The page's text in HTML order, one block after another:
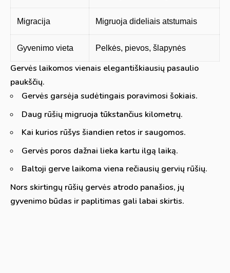
Migracija Migruoja dideliais atstumais
Gyvenimo vieta Pelkės, pievos, šlapynės
Gervės laikomos vienais elegantiškiausių pasaulio
paukščių.
Gervės garsėja sudėtingais poravimosi šokiais.
Daug rūšių migruoja tūkstančius kilometrų.
Kai kurios rūšys šiandien retos ir saugomos.
Gervės poros dažnai lieka kartu ilgą laiką.
Baltoji gerve laikoma viena rečiausių gervių rūšių.
Nors skirtingų rūšių gervės atrodo panašios, jų
gyvenimo būdas ir paplitimas gali labai skirtis.